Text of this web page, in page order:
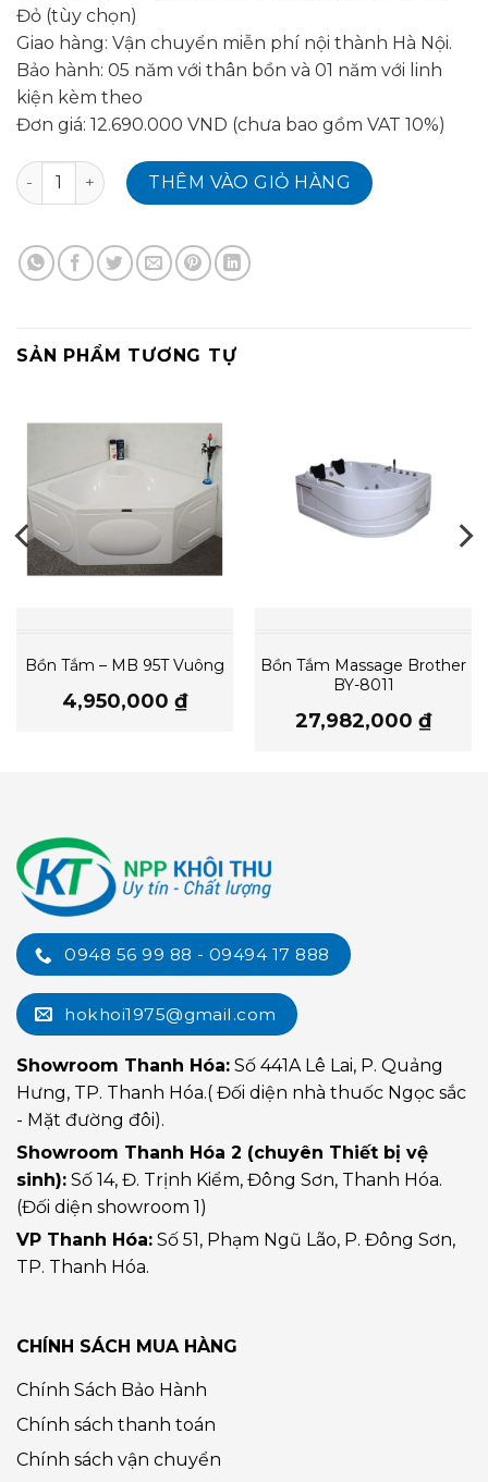
Đỏ (tùy chọn)
Giao hàng: Vận chuyển miễn phí nội thành Hà Nội.
Bảo hành: 05 năm với thân bồn và 01 năm với linh
kiện kèm theo
Đơn giá: 12.690.000 VND (chưa bao gồm VAT 10%)
Bồn tắm - MBM 170R số lượng
THÊM VÀO GIỎ HÀNG
SẢN PHẨM TƯƠNG TỰ
Bồn Tắm – MB 95T Vuông
4,950,000 ₫
Bồn Tắm Massage Brother
BY-8011
27,982,000 ₫
0948 56 99 88 - 09494 17 888
hokhoi1975@gmail.com
Showroom Thanh Hóa: Số 441A Lê Lai, P. Quảng
Hưng, TP. Thanh Hóa.( Đối diện nhà thuốc Ngọc sắc
- Mặt đường đôi).
Showroom Thanh Hóa 2 (chuyên Thiết bị vệ
sinh): Số 14, Đ. Trịnh Kiểm, Đông Sơn, Thanh Hóa.
(Đối diện showroom 1)
VP Thanh Hóa: Số 51, Phạm Ngũ Lão, P. Đông Sơn,
TP. Thanh Hóa.
CHÍNH SÁCH MUA HÀNG
Chính Sách Bảo Hành
Chính sách thanh toán
Chính sách vận chuyển